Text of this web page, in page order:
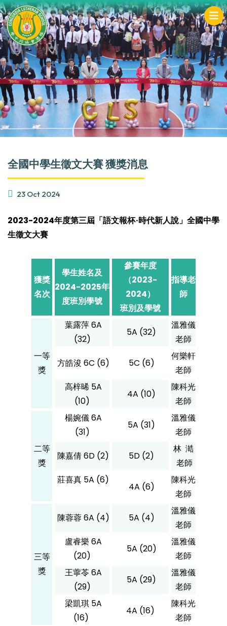
全國中學生徵文大賽 獲獎消息
23 Oct 2024
2023-2024年度第三屆「語文報杯·時代新人說」全國中學
生徵文大賽
獲獎
名次
學生姓名及
2024-2025年
度班別學號
參賽年度
（2023-
2024）
班別及學號
指導老
師
一等
獎
葉露萍 6A
(32)
5A (32)
溫雅儀
老師
方皓浚 6C (6) 5C (6)
何樂軒
老師
高梓晞 5A
(10)
4A (10)
陳科光
老師
二等
獎
楊婉儀 6A
(31)
5A (31)
溫雅儀
老師
陳嘉倩 6D (2) 5D (2)
林 澔
老師
莊喜真 5A (6)
4A (6)
陳科光
老師
三等
獎
陳蓉蓉 6A (4) 5A (4)
溫雅儀
老師
盧睿樂 6A
(20)
5A (20)
溫雅儀
老師
王薴苓 6A
(29)
5A (29)
溫雅儀
老師
梁凱琪 5A
(16)
4A (16)
陳科光
老師